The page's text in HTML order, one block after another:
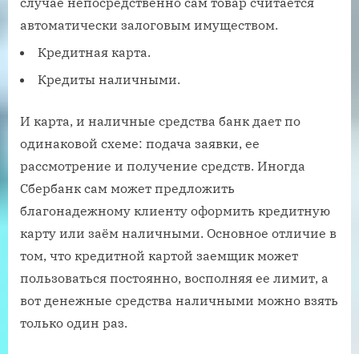
автоматически залоговым имуществом.
Кредитная карта.
Кредиты наличными.
И карта, и наличные средства банк дает по
одинаковой схеме: подача заявки, ее
рассмотрение и получение средств. Иногда
Сбербанк сам может предложить
благонадежному клиенту оформить кредитную
карту или заём наличными. Основное отличие в
том, что кредитной картой заемщик может
пользоваться постоянно, восполняя ее лимит, а
вот денежные средства наличными можно взять
только один раз.